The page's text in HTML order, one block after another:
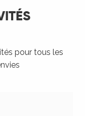
pour tous les